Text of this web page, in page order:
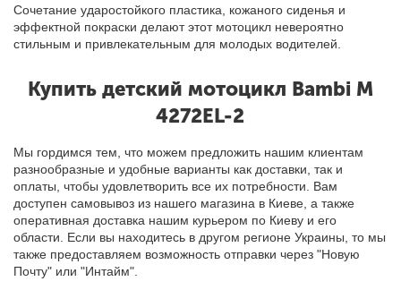
Сочетание ударостойкого пластика, кожаного сиденья и
эффектной покраски делают этот мотоцикл невероятно
стильным и привлекательным для молодых водителей.
Купить детский мотоцикл Bambi M
4272EL-2
Мы гордимся тем, что можем предложить нашим клиентам
разнообразные и удобные варианты как доставки, так и
оплаты, чтобы удовлетворить все их потребности. Вам
доступен самовывоз из нашего магазина в Киеве, а также
оперативная доставка нашим курьером по Киеву и его
области. Если вы находитесь в другом регионе Украины, то мы
также предоставляем возможность отправки через "Новую
Почту" или "Интайм".